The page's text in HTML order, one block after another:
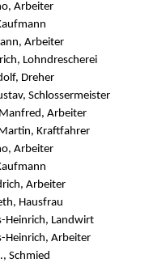
Arbeiter
Arbeiter
Lohndrescherei
Dreher
Schlossermeister
Arbeiter
Kraftfahrer
Arbeiter
Arbeiter
Hausfrau
Heinrich, Landwirt
Heinrich, Arbeiter
Schmied